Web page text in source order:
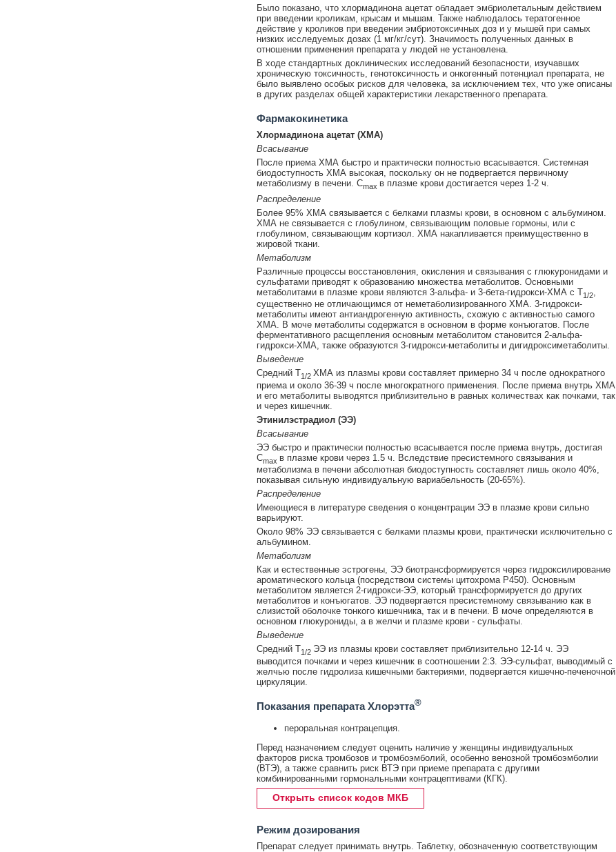
Было показано, что хлормадинона ацетат обладает эмбриолетальным действием
при введении кроликам, крысам и мышам. Также наблюдалось тератогенное
действие у кроликов при введении эмбриотоксичных доз и у мышей при самых
низких исследуемых дозах (1 мг/кг/сут). Значимость полученных данных в
отношении применения препарата у людей не установлена.
В ходе стандартных доклинических исследований безопасности, изучавших
хроническую токсичность, генотоксичность и онкогенный потенциал препарата, не
было выявлено особых рисков для человека, за исключением тех, что уже описаны
в других разделах общей характеристики лекарственного препарата.
Фармакокинетика
Хлормадинона ацетат (ХМА)
Всасывание
После приема ХМА быстро и практически полностью всасывается. Системная
биодоступность ХМА высокая, поскольку он не подвергается первичному
метаболизму в печени. Cmax в плазме крови достигается через 1-2 ч.
Распределение
Более 95% ХМА связывается с белками плазмы крови, в основном с альбумином.
ХМА не связывается с глобулином, связывающим половые гормоны, или с
глобулином, связывающим кортизол. ХМА накапливается преимущественно в
жировой ткани.
Метаболизм
Различные процессы восстановления, окисления и связывания с глюкуронидами и
сульфатами приводят к образованию множества метаболитов. Основными
метаболитами в плазме крови являются 3-альфа- и 3-бета-гидрокси-ХМА с T1/2,
существенно не отличающимся от неметаболизированного ХМА. 3-гидрокси-
метаболиты имеют антиандрогенную активность, схожую с активностью самого
ХМА. В моче метаболиты содержатся в основном в форме конъюгатов. После
ферментативного расщепления основным метаболитом становится 2-альфа-
гидрокси-ХМА, также образуются 3-гидрокси-метаболиты и дигидроксиметаболиты.
Выведение
Средний T1/2 ХМА из плазмы крови составляет примерно 34 ч после однократного
приема и около 36-39 ч после многократного применения. После приема внутрь ХМА
и его метаболиты выводятся приблизительно в равных количествах как почками, так
и через кишечник.
Этинилэстрадиол (ЭЭ)
Всасывание
ЭЭ быстро и практически полностью всасывается после приема внутрь, достигая
Cmax в плазме крови через 1.5 ч. Вследствие пресистемного связывания и
метаболизма в печени абсолютная биодоступность составляет лишь около 40%,
показывая сильную индивидуальную вариабельность (20-65%).
Распределение
Имеющиеся в литературе сведения о концентрации ЭЭ в плазме крови сильно
варьируют.
Около 98% ЭЭ связывается с белками плазмы крови, практически исключительно с
альбумином.
Метаболизм
Как и естественные эстрогены, ЭЭ биотрансформируется через гидроксилирование
ароматического кольца (посредством системы цитохрома Р450). Основным
метаболитом является 2-гидрокси-ЭЭ, который трансформируется до других
метаболитов и конъюгатов. ЭЭ подвергается пресистемному связыванию как в
слизистой оболочке тонкого кишечника, так и в печени. В моче определяются в
основном глюкурониды, а в желчи и плазме крови - сульфаты.
Выведение
Средний T1/2 ЭЭ из плазмы крови составляет приблизительно 12-14 ч. ЭЭ
выводится почками и через кишечник в соотношении 2:3. ЭЭ-сульфат, выводимый с
желчью после гидролиза кишечными бактериями, подвергается кишечно-печеночной
циркуляции.
Показания препарата Хлорэтта®
пероральная контрацепция.
Перед назначением следует оценить наличие у женщины индивидуальных
факторов риска тромбозов и тромбоэмболий, особенно венозной тромбоэмболии
(ВТЭ), а также сравнить риск ВТЭ при приеме препарата с другими
комбинированными гормональными контрацептивами (КГК).
Открыть список кодов МКБ
Режим дозирования
Препарат следует принимать внутрь. Таблетку, обозначенную соответствующим